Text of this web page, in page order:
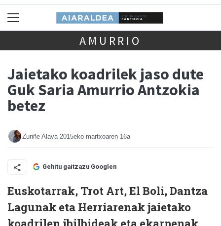
AMURRIO
Jaietako koadrilek jaso dute
Guk Saria Amurrio Antzokia
betez
Zuriñe Alava 2015eko martxoaren 16a
Gehitu gaitzazu Googlen
Euskotarrak, Trot Art, El Boli, Dantza
Lagunak eta Herriarenak jaietako